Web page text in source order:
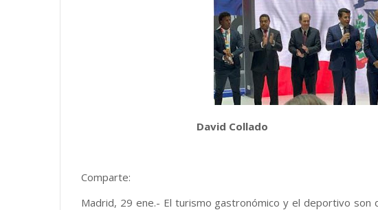
David Collado
Comparte:
Madrid, 29 ene.- El turismo gastronómico y el deportivo son